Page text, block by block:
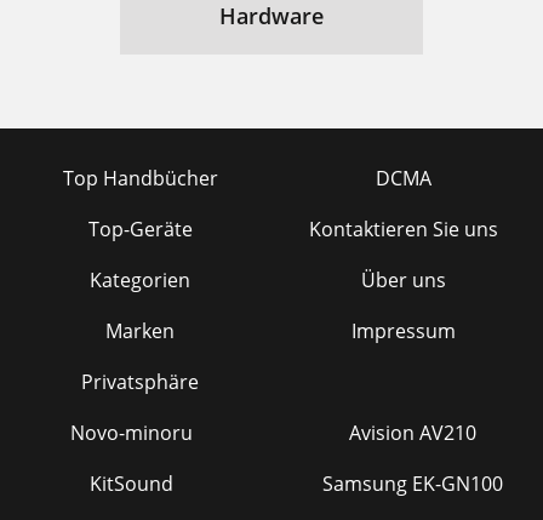
Hardware
Top Handbücher
Top-Geräte
Kategorien
Marken
Privatsphäre
DCMA
Kontaktieren Sie uns
Über uns
Impressum
Novo-minoru
KitSound
Avision AV210
Samsung EK-GN100